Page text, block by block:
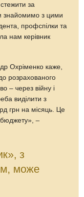
за
знайомимо з цими
профспілки та
нам керівник
Охріменко каже,
розрахованого
– через війну і
виділити з
грн на місяць. Це
–
з
може